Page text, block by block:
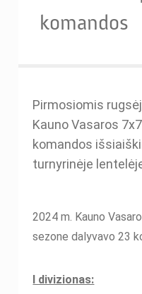
komandos
Pirmosiomis
Kauno Vasaros
komandos
turnyrinėje
2024 m. Kauno
sezone dalyvavo 23
I divizionas: